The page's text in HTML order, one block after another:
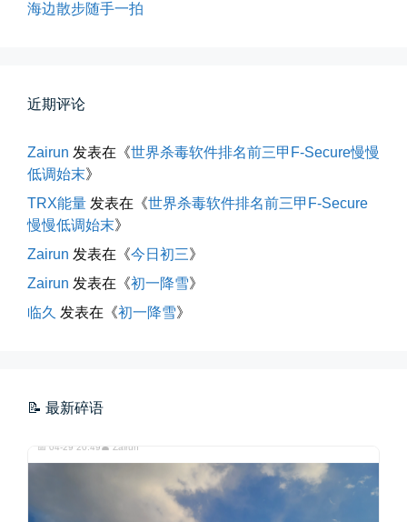
海边散步随手一拍
近期评论
Zairun 发表在《世界杀毒软件排名前三甲F-Secure慢慢
低调始末》
TRX能量 发表在《世界杀毒软件排名前三甲F-Secure
慢慢低调始末》
Zairun 发表在《今日初三》
Zairun 发表在《初一降雪》
临久 发表在《初一降雪》
📝 最新碎语
📅 04-30 07:47👤 Zairun
📅 04-29 20:49👤 Zairun